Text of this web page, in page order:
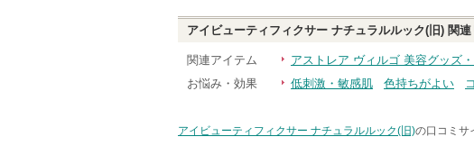
アイビューティフィクサー ナチュラルルック(旧) 関
関連アイテム アストレア ヴィルゴ 美容グッズ
お悩み・効果
低刺激・敏感肌 色持ちがよい
アイビューティフィクサー ナチュラルルック(旧)の口コミサ